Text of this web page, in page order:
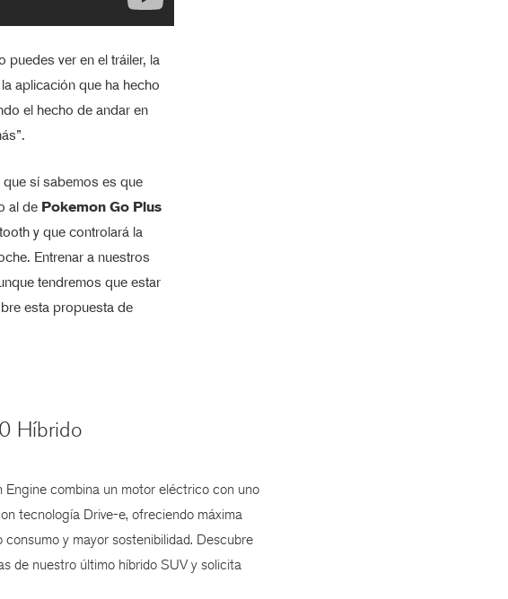
puedes ver en el tráiler, la
aplicación que ha hecho
el hecho de andar en
sí sabemos es que
al de Pokemon Go Plus
y que controlará la
Entrenar a nuestros
tendremos que estar
esta propuesta de
Híbrido
Engine combina un motor eléctrico con uno
tecnología Drive-e, ofreciendo máxima
consumo y mayor sostenibilidad. Descubre
de nuestro último híbrido SUV y solicita